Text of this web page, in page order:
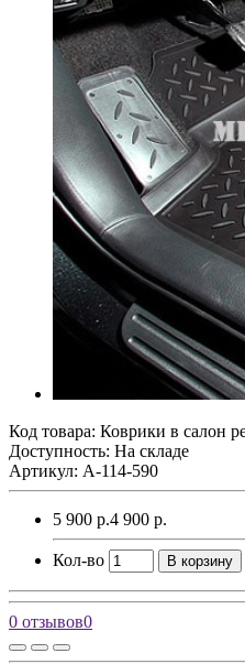
Код товара: Коврики в салон
Доступность: На складе
Артикул: A-114-590
5 900 р.4 900 р.
Кол-во В корзину
0 отзывов0